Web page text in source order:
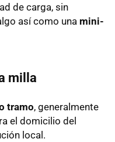
de carga, sin
así como una mini-
milla
tramo, generalmente
el domicilio del
local.